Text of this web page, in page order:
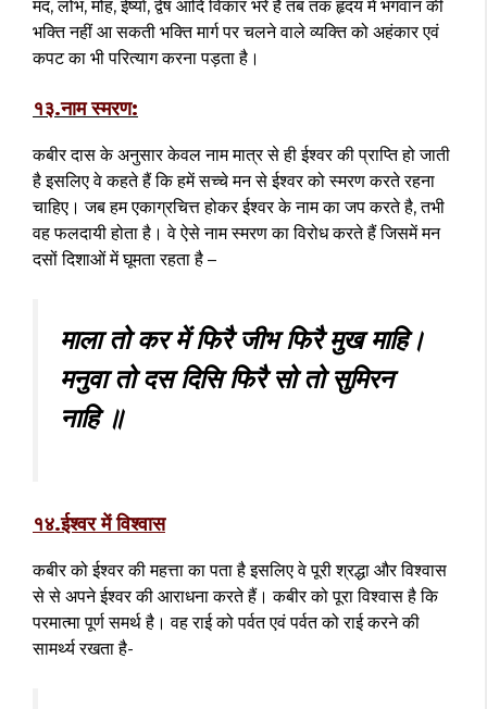
मद, लोभ, मोह, ईर्ष्या, द्वेष आदि विकार भरे हैं तब तक हृदय में भगवान की
भक्ति नहीं आ सकती भक्ति मार्ग पर चलने वाले व्यक्ति को अहंकार एवं
कपट का भी परित्याग करना पड़ता है।
१३.नाम स्मरण:
कबीर दास के अनुसार केवल नाम मात्र से ही ईश्वर की प्राप्ति हो जाती
है इसलिए वे कहते हैं कि हमें सच्चे मन से ईश्वर को स्मरण करते रहना
चाहिए। जब हम एकाग्रचित्त होकर ईश्वर के नाम का जप करते है, तभी
वह फलदायी होता है। वे ऐसे नाम स्मरण का विरोध करते हैं जिसमें मन
दसों दिशाओं में घूमता रहता है –
माला तो कर में फिरै जीभ फिरै मुख माहि।
मनुवा तो दस दिसि फिरै सो तो सुमिरन
नाहि ॥
१४.ईश्वर में विश्वास
कबीर को ईश्वर की महत्ता का पता है इसलिए वे पूरी श्रद्धा और विश्वास
से से अपने ईश्वर की आराधना करते हैं। कबीर को पूरा विश्वास है कि
परमात्मा पूर्ण समर्थ है। वह राई को पर्वत एवं पर्वत को राई करने की
सामर्थ्य रखता है-